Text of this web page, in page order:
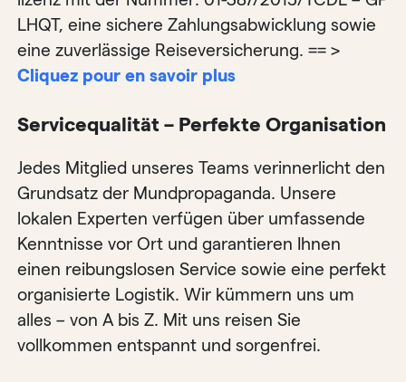
LHQT, eine sichere Zahlungsabwicklung sowie
eine zuverlässige Reiseversicherung. == >
Cliquez pour en savoir plus
Servicequalität – Perfekte Organisation
Jedes Mitglied unseres Teams verinnerlicht den
Grundsatz der Mundpropaganda. Unsere
lokalen Experten verfügen über umfassende
Kenntnisse vor Ort und garantieren Ihnen
einen reibungslosen Service sowie eine perfekt
organisierte Logistik. Wir kümmern uns um
alles – von A bis Z. Mit uns reisen Sie
vollkommen entspannt und sorgenfrei.